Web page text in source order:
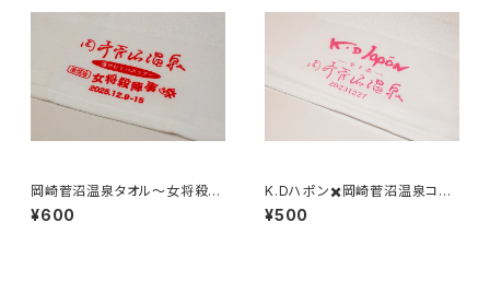
岡崎菅沼温泉タオル〜女将殺陣
事件〜
¥600
K.Dハポン✖️岡崎菅沼温泉コラ
ボ温泉タオル
¥500